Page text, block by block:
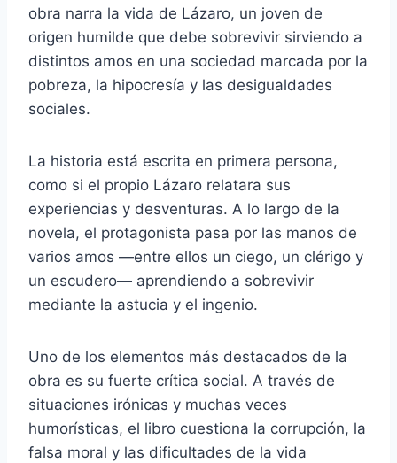
obra narra la vida de Lázaro, un joven de
origen humilde que debe sobrevivir sirviendo a
distintos amos en una sociedad marcada por la
pobreza, la hipocresía y las desigualdades
sociales.
La historia está escrita en primera persona,
como si el propio Lázaro relatara sus
experiencias y desventuras. A lo largo de la
novela, el protagonista pasa por las manos de
varios amos —entre ellos un ciego, un clérigo y
un escudero— aprendiendo a sobrevivir
mediante la astucia y el ingenio.
Uno de los elementos más destacados de la
obra es su fuerte crítica social. A través de
situaciones irónicas y muchas veces
humorísticas, el libro cuestiona la corrupción, la
falsa moral y las dificultades de la vida